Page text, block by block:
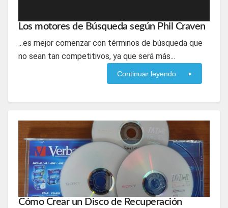
Los motores de Búsqueda según Phil Craven
...es mejor comenzar con términos de búsqueda que
no sean tan competitivos, ya que será más...
Continuar leyendo
Cómo Crear un Disco de Recuperación